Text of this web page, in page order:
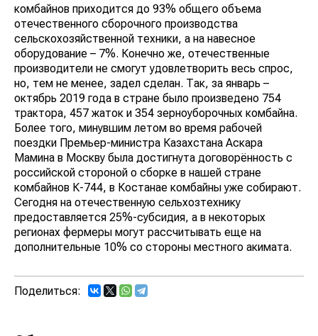
комбайнов приходится до 93% общего объема
отечественного сборочного производства
сельскохозяйственной техники, а на навесное
оборудование – 7%. Конечно же, отечественные
производители не смогут удовлетворить весь спрос,
но, тем не менее, задел сделан. Так, за январь –
октябрь 2019 года в стране было произведено 754
трактора, 457 жаток и 354 зерноуборочных комбайна.
Более того, минувшим летом во время рабочей
поездки Премьер-министра Казахстана Аскара
Мамина в Москву была достигнута договорённость с
российской стороной о сборке в нашей стране
комбайнов К-744, в Костанае комбайны уже собирают.
Сегодня на отечественную сельхозтехнику
предоставляется 25%-субсидия, а в некоторых
регионах фермеры могут рассчитывать еще на
дополнительные 10% со стороны местного акимата.
Поделиться: